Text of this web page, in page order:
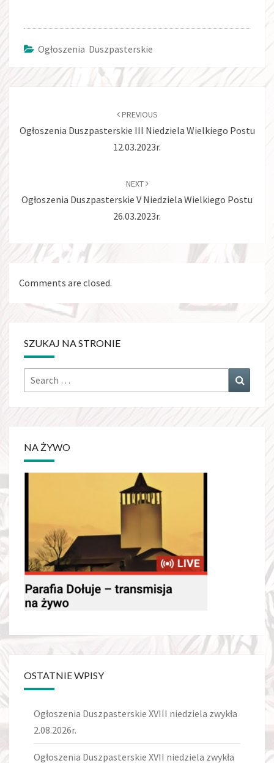
Ogłoszenia Duszpasterskie
PREVIOUS
Ogłoszenia Duszpasterskie III Niedziela Wielkiego Postu
12.03.2023r.
NEXT
Ogłoszenia Duszpasterskie V Niedziela Wielkiego Postu
26.03.2023r.
Comments are closed.
SZUKAJ NA STRONIE
Search
for:
NA ŻYWO
OSTATNIE WPISY
Ogłoszenia Duszpasterskie XVIII niedziela zwykła
2.08.2026r.
Ogłoszenia Duszpasterskie XVII niedziela zwykła